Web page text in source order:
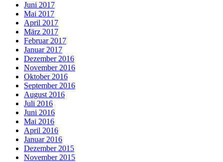
Juni 2017
Mai 2017
April 2017
März 2017
Februar 2017
Januar 2017
Dezember 2016
November 2016
Oktober 2016
September 2016
August 2016
Juli 2016
Juni 2016
Mai 2016
April 2016
Januar 2016
Dezember 2015
November 2015